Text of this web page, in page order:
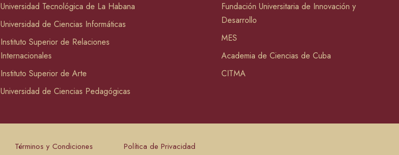
Universidad Tecnológica de La Habana
Universidad de Ciencias Informáticas
Instituto Superior de Relaciones
Internacionales
Instituto Superior de Arte
Universidad de Ciencias Pedagógicas
Fundación Universitaria de Innovación y
Desarrollo
MES
Academia de Ciencias de Cuba
CITMA
Términos y Condiciones Política de Privacidad